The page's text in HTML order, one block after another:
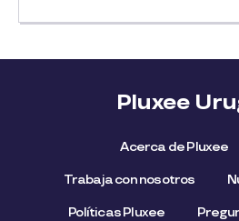
Pluxee
Acerca de Pluxee
Trabaja con nosotros
Políticas Pluxee